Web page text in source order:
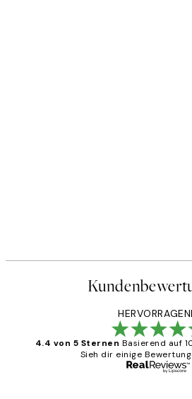
4.4 von 5 Sternen Basierend auf
Sieh dir einige